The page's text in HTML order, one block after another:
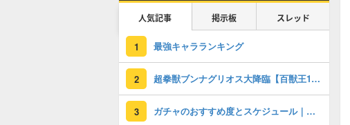
人気記事 掲示板 スレッド
1 最強キャラランキング
2 超拳獣ブンナグリオス大降臨【百獣王1】の攻略とクリア編成
3 ガチャのおすすめ度とスケジュール｜今引くべきガチャ